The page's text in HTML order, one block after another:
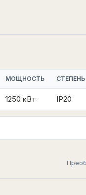
МОЩНОСТЬ
1250 кВт IP20